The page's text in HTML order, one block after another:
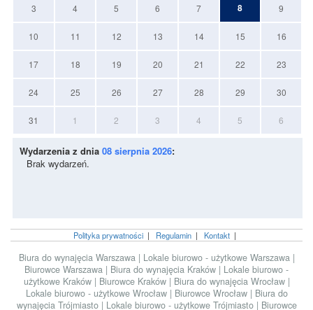
3 4 5 6 7 8 9
10 11 12 13 14 15 16
17 18 19 20 21 22 23
24 25 26 27 28 29 30
31 1 2 3 4 5 6
Wydarzenia z dnia 08 sierpnia 2026:
Brak wydarzeń.
Polityka prywatności| Regulamin| Kontakt|
Biura do wynajęcia Warszawa | Lokale biurowo - użytkowe Warszawa |
Biurowce Warszawa | Biura do wynajęcia Kraków | Lokale biurowo -
użytkowe Kraków | Biurowce Kraków | Biura do wynajęcia Wrocław |
Lokale biurowo - użytkowe Wrocław | Biurowce Wrocław | Biura do
wynajęcia Trójmiasto | Lokale biurowo - użytkowe Trójmiasto | Biurowce